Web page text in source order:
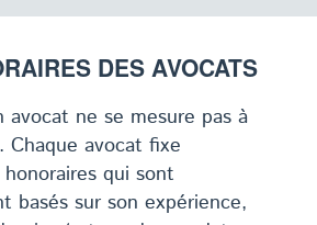
DES AVOCATS
avocat ne se mesure pas à
Chaque avocat fixe
qui sont
basés sur son expérience,